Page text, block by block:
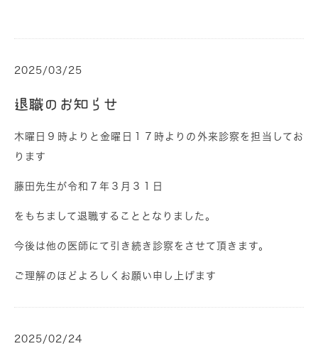
2025/03/25
退職のお知らせ
木曜日９時よりと金曜日１７時よりの外来診察を担当してお
ります
藤田先生が令和７年３月３１日
をもちまして退職することとなりました。
今後は他の医師にて引き続き診察をさせて頂きます。
ご理解のほどよろしくお願い申し上げます
2025/02/24